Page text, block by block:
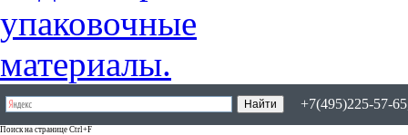
+7(495)225-57-
Поиск на странице Ctrl+F